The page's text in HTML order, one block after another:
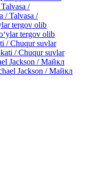
/
tergov olib
/ Chuqur suvlar
Jackson / Майкл